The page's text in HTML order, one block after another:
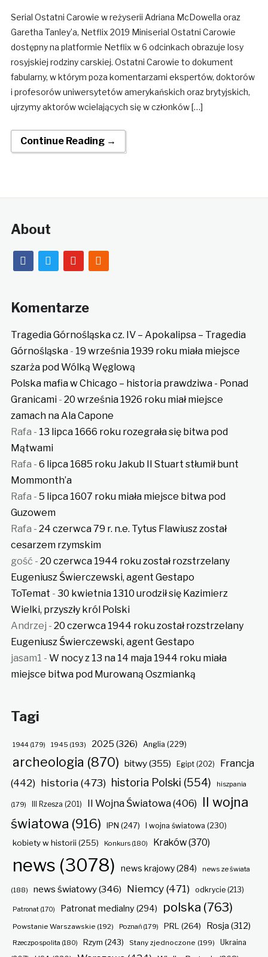
Serial Ostatni Carowie w reżyserii Adriana McDowella oraz
Garetha Tanley’a, Netflix 2019 Miniserial Ostatni Carowie
dostępny na platformie Netflix w 6 odcinkach obrazuje losy
rosyjskiej rodziny carskiej. Ostatni Carowie to dokument
fabularny, w którym poza komentarzami ekspertów, doktorów
i profesorów uniwersytetów amerykańskich oraz brytyjskich,
ujrzymy aktorów wcielających się w członków […]
Continue Reading →
About
facebooktwitter youtube
rss
Komentarze
Tragedia Górnośląska cz. IV – Apokalipsa – Tragedia
Górnośląska- 19 września 1939 roku miała miejsce
szarża pod Wólką Węglową
Polska mafia w Chicago – historia prawdziwa - Ponad
Granicami- 20 września 1926 roku miał miejsce
zamach na Ala Capone
Rafa - 13 lipca 1666 roku rozegrała się bitwa pod
Mątwami
Rafa - 6 lipca 1685 roku Jakub II Stuart stłumił bunt
Mommonth’a
Rafa - 5 lipca 1607 roku miała miejsce bitwa pod
Guzowem
Rafa - 24 czerwca 79 r. n.e. Tytus Flawiusz został
cesarzem rzymskim
gość - 20 czerwca 1944 roku został rozstrzelany
Eugeniusz Świerczewski, agent Gestapo
ToTemat - 30 kwietnia 1310 urodził się Kazimierz
Wielki, przyszły król Polski
Andrzej - 20 czerwca 1944 roku został rozstrzelany
Eugeniusz Świerczewski, agent Gestapo
jasam1 - W nocy z 13 na 14 maja 1944 roku miała
miejsce bitwa pod Murowaną Oszmianką
Tagi
1944(179) 1945 (193) 2025 (326) Anglia (229)
archeologia (870) bitwy(355) Egipt(202)
Francja
(442) historia(473) historia Polski (554) hiszpania
(179) III Rzesza (201) II Wojna Światowa(406) II wojna
światowa (916) IPN (247) I wojna światowa (230)
kobiety w historii (255) Konkurs(180) Kraków(370)
news (3078) news krajowy(284) news ze świata
(188) news światowy(346) Niemcy(471) odkrycie(213)
Patronat(170) Patronat medialny (294) polska (763)
Powstanie Warszawskie (192) Poznań(179) PRL (264) Rosja (312)
Rzeczpospolita (180) Rzym (243) Stany zjednoczone (199)
Ukraina